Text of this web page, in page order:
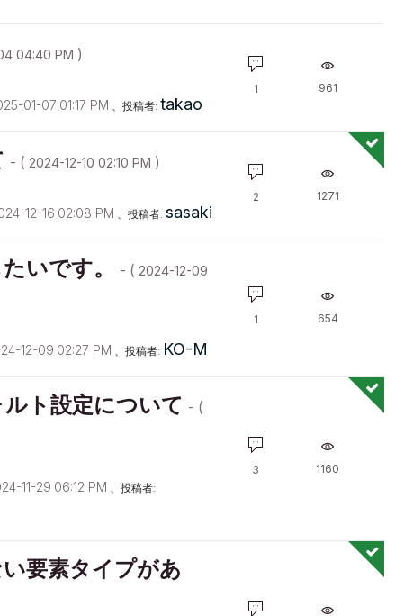
04:40 PM )
01-07 01:17 PM 、投稿者: takao
1 961
- ( ‎2024-12-10 02:10 PM )
12-16 02:08 PM 、投稿者: sasaki
2 1271
いです。 - ( ‎2024-12-09
12-09 02:27 PM 、投稿者: KO-M
1 654
ト設定について - (
11-29 06:12 PM 、投稿者:
3 1160
要素タイプがあ